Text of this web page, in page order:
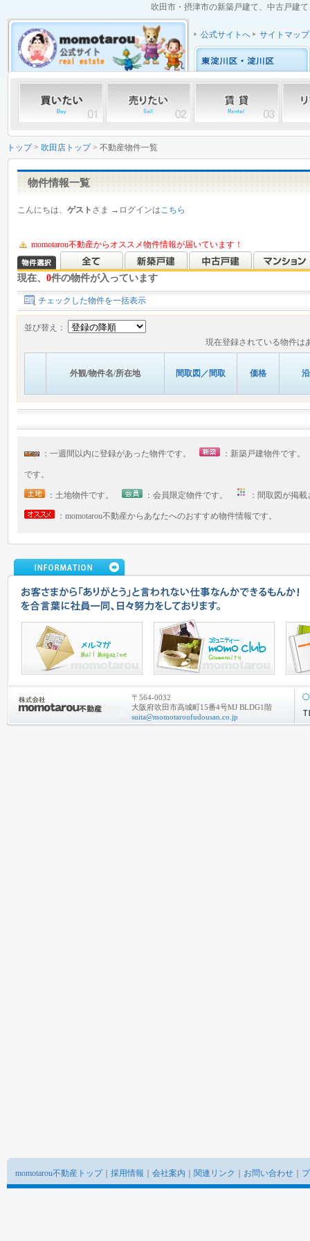
吹田市・摂津市の新築戸建て、中古戸建
公式サイトへ サイトマップ
トップ> 吹田店トップ> 不動産物件一覧
物件情報一覧
こんにちは、 ゲスト さま →ログインはこちら
momotarou不動産からオススメ物件情報が届いています！
現在、 0件の物件が入っています
チェックした物件を一括表示
並び替え：
現在登録されている物件は
外観/物件名/所在地 間取図／間取 価格
：一週間以内に登録があった物件です。 ：新築戸建物件です
です。
：土地物件です。 ：会員限定物件です。 ：間取図が掲
：momotarou不動産からあなたへのおすすめ物件情報です。
〒564-0032
大阪府吹田市高城町15番4号MJ BLDG1階
suita@momotaroufudousan.co.jp
momotarou不動産トップ｜ 採用情報 会社案内 関連リンク お問い合わせ